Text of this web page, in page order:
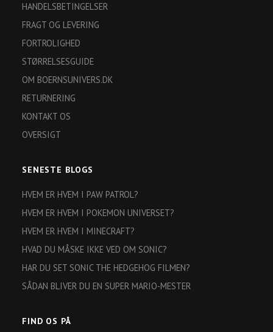
HANDELSBETINGELSER
FRAGT OG LEVERING
FORTROLIGHED
STØRRELSESGUIDE
OM BOERNSUNIVERS.DK
RETURNERING
KONTAKT OS
OVERSIGT
SENESTE BLOGS
HVEM ER HVEM I PAW PATROL?
HVEM ER HVEM I POKEMON UNIVERSET?
HVEM ER HVEM I MINECRAFT?
HVAD DU MÅSKE IKKE VED OM SONIC?
HAR DU SET SONIC THE HEDGEHOG FILMEN?
SÅDAN BLIVER DU EN SUPER MARIO-MESTER
FIND OS PÅ